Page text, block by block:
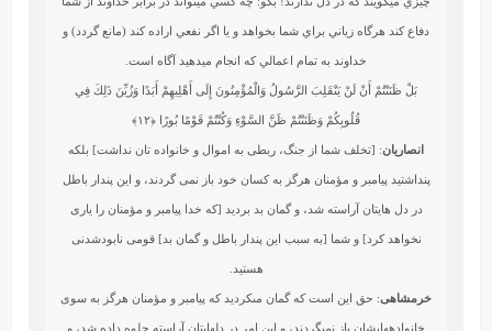
دفاع كند هرگاه زياني براي شما بخواهد و يا اگر نفعي اراده كند (مانع گردد) و
خداوند به تمام اعمالي كه انجام مي‏دهيد آگاه است.
بَلْ ظَنَنْتُمْ أَنْ لَنْ يَنْقَلِبَ الرَّسُولُ وَالْمُؤْمِنُونَ إِلَى أَهْلِيهِمْ أَبَدًا وَزُيِّنَ ذَلِكَ فِي
قُلُوبِكُمْ وَظَنَنْتُمْ ظَنَّ السَّوْءِ وَكُنْتُمْ قَوْمًا بُورًا ﴿۱۲﴾
انصاریان: [تخلف شما از جنگ، ربطی به اموال و خانواده تان نداشت] بلکه
پنداشتید پیامبر و مؤمنان هرگز به کسان خود باز نمی گردند، و این پندار باطل
در دل هایتان آراسته شد، و گمان بد بردید [که خدا پیامبر و مؤمنان را یاری
نخواهد کرد] و شما [به سبب این پندار باطل و گمان بد] قومی نابودشدنی
هستید.
خرمشاهی: حق اين است كه گمان مى‏كرديد كه پيامبر و مؤمنان هرگز به سوى
خانواده‏هايشان باز نمى‏گردند، و اين امر در دلهايتان آراسته جلوه داده شد، و